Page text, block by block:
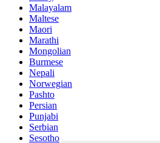
Malayalam
Maltese
Maori
Marathi
Mongolian
Burmese
Nepali
Norwegian
Pashto
Persian
Punjabi
Serbian
Sesotho